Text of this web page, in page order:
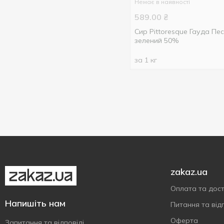
Немає в наявності
589.00 ₴
Сир Pittoresque Гауда
зелений 50%
за 1 кг
Напишіть нам
zakaz.ua
Оплата та
Питання та
Оферта